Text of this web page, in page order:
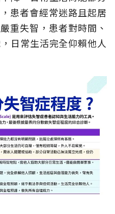
患者會經常迷路且起居
重失智，患者對時間、
日常生活完全仰賴他人